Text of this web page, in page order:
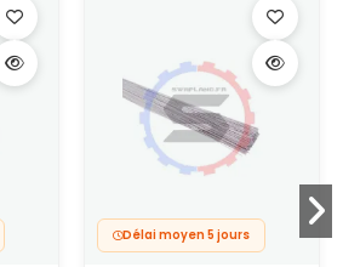
Délai moyen 5 jours